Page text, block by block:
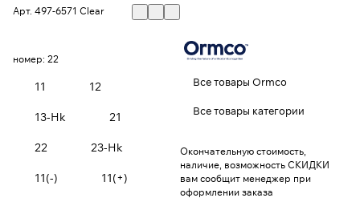
Арт. 497-6571 Clear
номер: 22
11 12
13-Hk 21
22 23-Hk
11(-) 11(+)
Все товары Ormco
Все товары категории
Окончательную стоимость,
наличие, возможность СКИДКИ
вам сообщит менеджер при
оформлении заказа